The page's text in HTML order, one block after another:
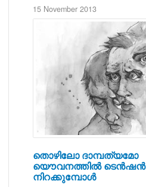
15 November 2013
തൊഴിലോ ദാമ്പത്യമോ
യൌവനത്തില്‍ ടെന്‍ഷന്‍
നിറക്കുമ്പോള്‍